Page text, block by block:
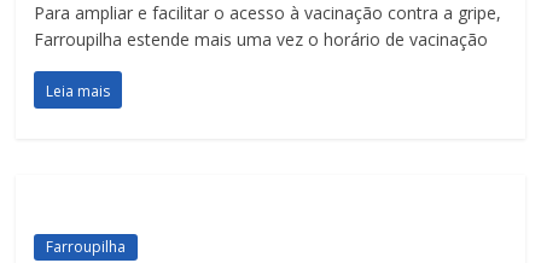
Para ampliar e facilitar o acesso à vacinação contra a gripe,
Farroupilha estende mais uma vez o horário de vacinação
Leia mais
Farroupilha